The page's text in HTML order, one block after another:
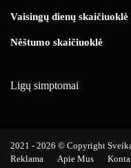
Vaisingų dienų skaičiuoklė
Nėštumo skaičiuoklė
Ligų simptomai
2021 - 2026 © Copyright
Reklama
Apie Mus